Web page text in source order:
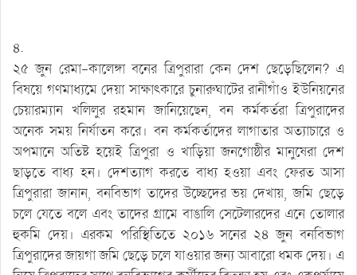
৪.
২৫ জুন রেমা-কালেঙ্গা বনের ত্রিপুরারা কেন দেশ ছেড়েছিলেন? এ
বিষয়ে গণমাধ্যমে দেয়া সাক্ষাৎকারে চুনারুঘাটের রানীগাঁও ইউনিয়নের
চেয়ারম্যান খলিলুর রহমান জানিয়েছেন, বন কর্মকর্তরা ত্রিপুরাদের
অনেক সময় নির্যাতন করে। বন কর্মকর্তাদের লাগাতার অত্যাচারে ও
অপমানে অতিষ্ট হয়েই ত্রিপুরা ও খাড়িয়া জনগোষ্ঠীর মানুষেরা দেশ
ছাড়তে বাধ্য হন। দেশত্যাগ করতে বাধ্য হওয়া এবং ফেরত আসা
ত্রিপুরারা জানান, বনবিভাগ তাদের উচ্ছেদের ভয় দেখায়, জমি ছেড়ে
চলে যেতে বলে এবং তাদের গ্রামে বাঙালি সেটেলারদের এনে তোলার
হুকমি দেয়। এরকম পরিস্থিতিতে ২০১৬ সনের ২৪ জুন বনবিভাগ
ত্রিপুরাদের জায়গা জমি ছেড়ে চলে যাওয়ার জন্য আবারো ধমক দেয়। এ